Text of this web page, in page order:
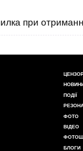
при
ПОДІЇ
ФОТО
ВІДЕО
БЛОГИ